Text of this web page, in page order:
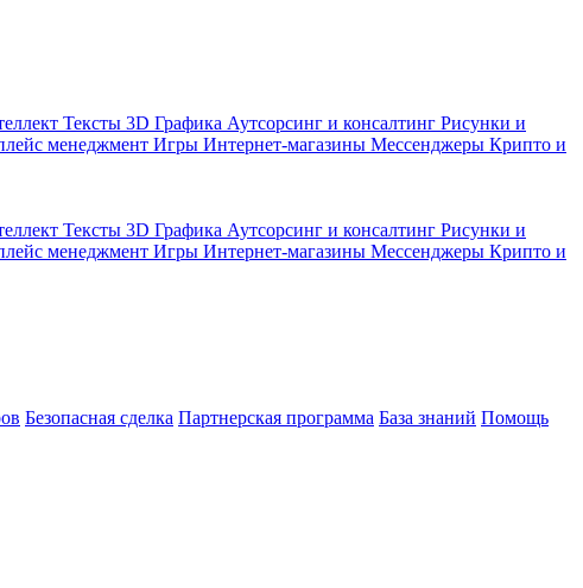
Тексты 3D Графика Аутсорсинг и консалтинг Рисунки и
менеджмент Игры Интернет-магазины Мессенджеры Крипто и
Тексты 3D Графика Аутсорсинг и консалтинг Рисунки и
менеджмент Игры Интернет-магазины Мессенджеры Крипто и
Безопасная сделка Партнерская программа База знаний Помощь